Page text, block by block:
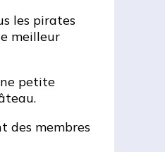
les pirates
meilleur
petite
des membres